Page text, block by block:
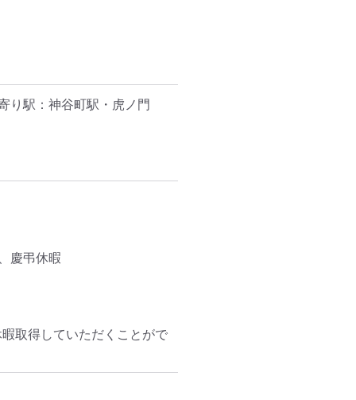
り駅：神谷町駅・虎ノ門
慶弔休暇
取得していただくことがで